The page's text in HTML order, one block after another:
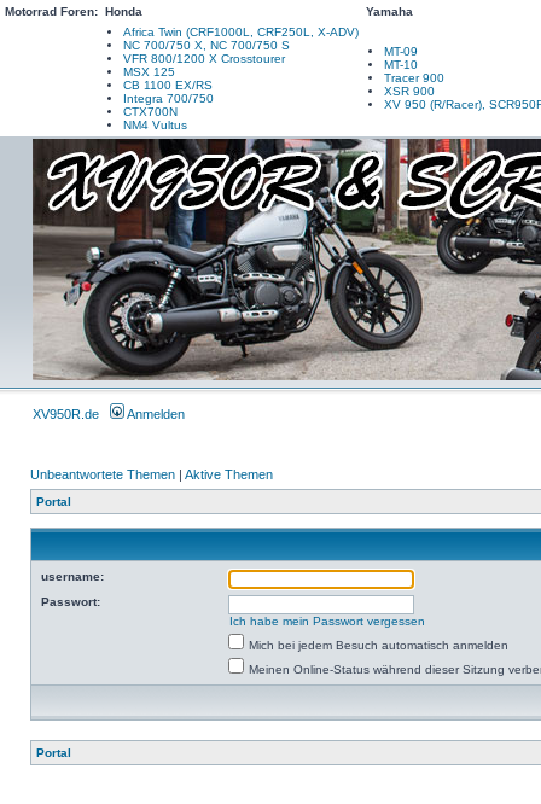
Motorrad Foren: Honda
Yamaha
Africa Twin (CRF1000L, CRF250L, X-ADV)
NC 700/750 X, NC 700/750 S
VFR 800/1200 X Crosstourer
MSX 125
CB 1100 EX/RS
Integra 700/750
CTX700N
NM4 Vultus
MT-09
MT-10
Tracer 900
XSR 900
XV 950 (R/Racer),
XV950R.de Anmelden
Unbeantwortete Themen | Aktive Themen
Portal
username:
Passwort:
Ich habe mein Passwort vergessen
Mich bei jedem Besuch automatisch anmelden
Meinen Online-Status während dieser Sitzung
Portal